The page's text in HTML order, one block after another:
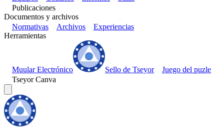
Publicaciones
Documentos y archivos
Normativas
Archivos
Experiencias
Herramientas
Muular Electrónico Sello de Tseyor
Juego del puzle
Tseyor Canva